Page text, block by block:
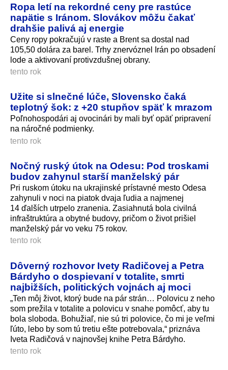
Ropa letí na rekordné ceny pre rastúce
napätie s Iránom. Slovákov môžu čakať
drahšie palivá aj energie
Ceny ropy pokračujú v raste a Brent sa dostal nad
105,50 dolára za barel. Trhy znervóznel Irán po obsadení
lode a aktivovaní protivzdušnej obrany.
tento rok
Užite si slnečné lúče, Slovensko čaká
teplotný šok: z +20 stupňov späť k mrazom
Poľnohospodári aj ovocinári by mali byť opäť pripravení
na náročné podmienky.
tento rok
Nočný ruský útok na Odesu: Pod troskami
budov zahynul starší manželský pár
Pri ruskom útoku na ukrajinské prístavné mesto Odesa
zahynuli v noci na piatok dvaja ľudia a najmenej
14 ďalších utrpelo zranenia. Zasiahnutá bola civilná
infraštruktúra a obytné budovy, pričom o život prišiel
manželský pár vo veku 75 rokov.
tento rok
Dôverný rozhovor Ivety Radičovej a Petra
Bárdyho o dospievaní v totalite, smrti
najbižších, politických vojnách aj moci
„Ten môj život, ktorý bude na pár strán… Polovicu z neho
som prežila v totalite a polovicu v snahe pomôcť, aby tu
bola sloboda. Bohužiaľ, nie sú tri polovice, čo mi je veľmi
ľúto, lebo by som tú tretiu ešte potrebovala,“ priznáva
Iveta Radičová v najnovšej knihe Petra Bárdyho.
tento rok